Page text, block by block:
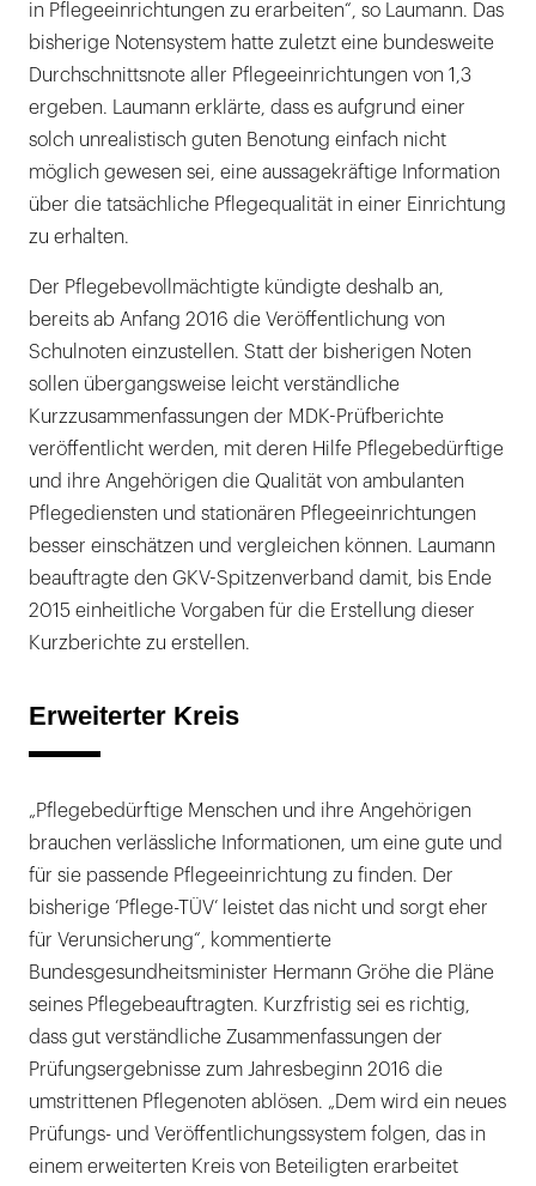
in Pflegeeinrichtungen zu erarbeiten“, so Laumann. Das
bisherige Notensystem hatte zuletzt eine bundesweite
Durchschnittsnote aller Pflegeeinrichtungen von 1,3
ergeben. Laumann erklärte, dass es aufgrund einer
solch unrealistisch guten Benotung einfach nicht
möglich gewesen sei, eine aussagekräftige Information
über die tatsächliche Pflegequalität in einer Einrichtung
zu erhalten.
Der Pflegebevollmächtigte kündigte deshalb an,
bereits ab Anfang 2016 die Veröffentlichung von
Schulnoten einzustellen. Statt der bisherigen Noten
sollen übergangsweise leicht verständliche
Kurzzusammenfassungen der MDK-Prüfberichte
veröffentlicht werden, mit deren Hilfe Pflegebedürftige
und ihre Angehörigen die Qualität von ambulanten
Pflegediensten und stationären Pflegeeinrichtungen
besser einschätzen und vergleichen können. Laumann
beauftragte den GKV-Spitzenverband damit, bis Ende
2015 einheitliche Vorgaben für die Erstellung dieser
Kurzberichte zu erstellen.
Erweiterter Kreis
„Pflegebedürftige Menschen und ihre Angehörigen
brauchen verlässliche Informationen, um eine gute und
für sie passende Pflegeeinrichtung zu finden. Der
bisherige ’Pflege-TÜV’ leistet das nicht und sorgt eher
für Verunsicherung“, kommentierte
Bundesgesundheitsminister Hermann Gröhe die Pläne
seines Pflegebeauftragten. Kurzfristig sei es richtig,
dass gut verständliche Zusammenfassungen der
Prüfungsergebnisse zum Jahresbeginn 2016 die
umstrittenen Pflegenoten ablösen. „Dem wird ein neues
Prüfungs- und Veröffentlichungssystem folgen, das in
einem erweiterten Kreis von Beteiligten erarbeitet